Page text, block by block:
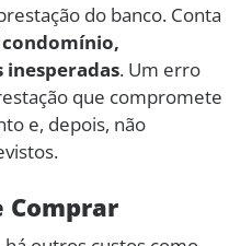
do banco. Conta
inesperadas. Um erro
que compromete
e, depois, não
Comprar